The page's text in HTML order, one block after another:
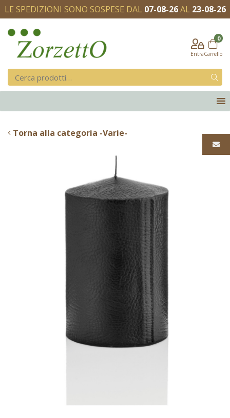
LE SPEDIZIONI SONO SOSPESE DAL 07-08-26AL 23-08-26
Entra
0
Carrello
Torna alla categoria -Varie-